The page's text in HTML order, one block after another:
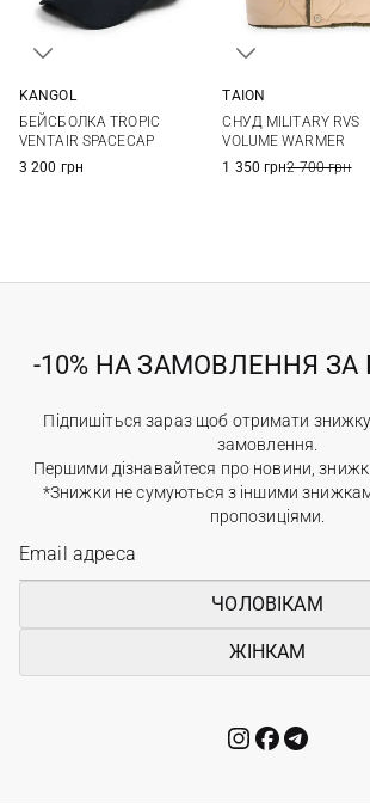
KANGOL
БЕЙСБОЛКА TROPIC
VENTAIR SPACECAP
3 200 грн
TAION
СНУД MILITARY RVS
VOLUME WARMER
1 350 грн2 700 грн
-10% НА ЗАМОВЛЕННЯ ЗА
Підпишіться зараз щоб отримати
замовлення.
Першими дізнавайтеся про новини,
*Знижки не сумуються з іншими
пропозиціями.
ЧОЛОВІКАМ
ЖІНКАМ